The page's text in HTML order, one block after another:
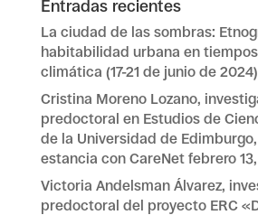
Entradas recientes
La ciudad de las sombras:
habitabilidad urbana en
climática (17-21 de junio de 2024)
Cristina Moreno Lozano,
predoctoral en Estudios de
de la Universidad de
estancia con CareNet febrero
Victoria Andelsman Álvarez,
predoctoral del proyecto ERC